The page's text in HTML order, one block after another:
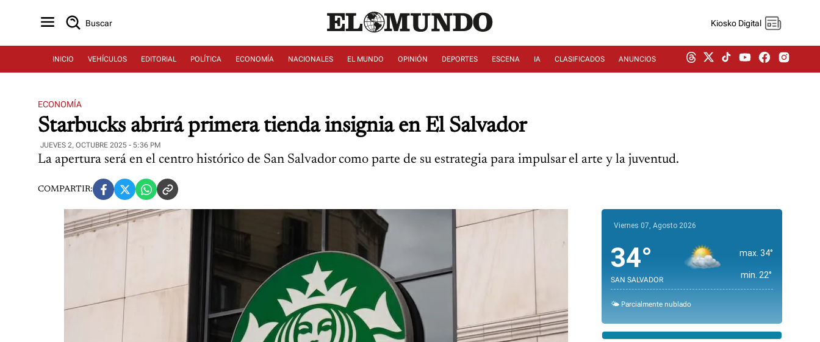
Buscar Kiosko Digital
INICIO VEHÍCULOS EDITORIAL POLÍTICA ECONOMÍA NACIONALES EL MUNDO OPINIÓN DEPORTES ESCENA IA CLASIFICADOS ANUNCIOS
ECONOMÍA
Starbucks abrirá primera tienda insignia en El Salvador
JUEVES 2, OCTUBRE 2025 - 5:36 PM
La apertura será en el centro histórico de San Salvador como parte de su estrategia para impulsar el arte y la juventud.
COMPARTIR:
Viernes 07, Agosto 2026
34°
SAN SALVADOR
max. 34°
min. 22°
🌤️ Parcialmente nublado